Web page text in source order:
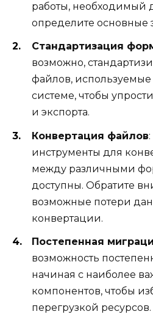
работы, необходимый
определите основные
Стандартизация
возможно,
файлов, используемые
системе, чтобы
и экспорта.
Конвертация файлов
инструменты для
между различными
доступны. Обратите
возможные потери
конвертации.
Постепенная
возможность
начиная с наиболее
компонентов, чтобы
перегрузкой ресурсов.